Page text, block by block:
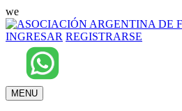
we
INGRESAR REGISTRARSE
MENU